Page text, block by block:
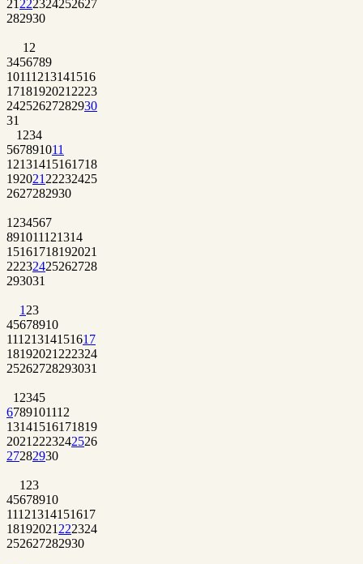
21 222324252627
282930
1 2
3456789
10111213141516
1718192021 2223
24252627282930
31
1 234
567891011
12131415161718
192021 22232425
2627282930
1 234567
891011121314
15161718192021
22232425262728
293031
1 23
45678910
11121314151617
18192021 222324
25262728293031
1 2345
6789101112
13141516171819
2021 2223242526
27282930
1 23
45678910
11121314151617
18192021 222324
252627282930